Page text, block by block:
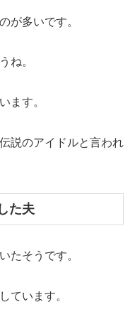
が多いです。
ね。
ます。
説のアイドルと言われ
た夫
たそうです。
ています。